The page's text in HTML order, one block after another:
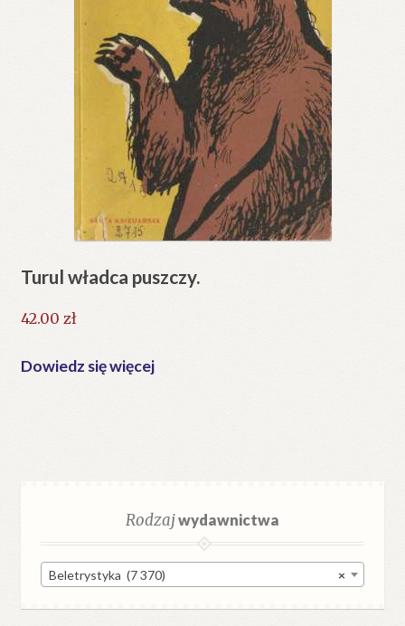
Turul władca puszczy.
42.00 zł
Dowiedz się więcej
Rodzajwydawnictwa
×
Beletrystyka (7 370)